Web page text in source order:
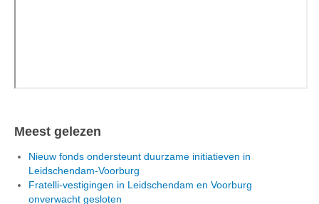
Meest gelezen
Nieuw fonds ondersteunt duurzame initiatieven in
Leidschendam-Voorburg
Fratelli-vestigingen in Leidschendam en Voorburg
onverwacht gesloten